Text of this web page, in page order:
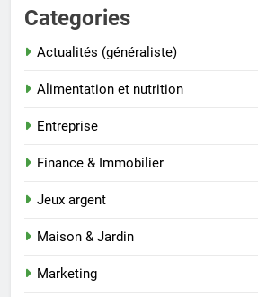
Categories
Actualités (généraliste)
Alimentation et nutrition
Entreprise
Finance & Immobilier
Jeux argent
Maison & Jardin
Marketing